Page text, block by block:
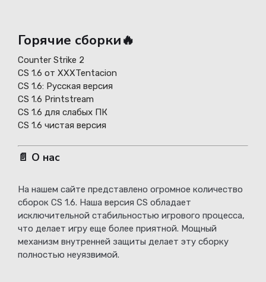
Горячие сборки🔥
Counter Strike 2
CS 1.6 от XXXTentacion
СS 1.6: Русская версия
CS 1.6 Printstream
CS 1.6 для слабых ПК
CS 1.6 чистая версия
📄 О нас
На нашем сайте представлено огромное количество
сборок CS 1.6. Наша версия CS обладает
исключительной стабильностью игрового процесса,
что делает игру еще более приятной. Мощный
механизм внутренней защиты делает эту сборку
полностью неуязвимой.